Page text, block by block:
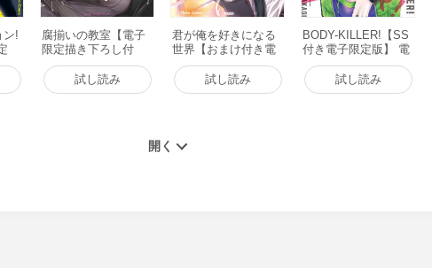
ン!
腐揃いの教室【電子
限定描き下ろし付
き】 電子書籍版
試し読み
君が俺を好きになる
世界【おまけ付き電
子限定版】 電子書籍
版
試し読み
BODY-KILLER!【SS
付き電子限定版】 電
子書籍版
試し読み